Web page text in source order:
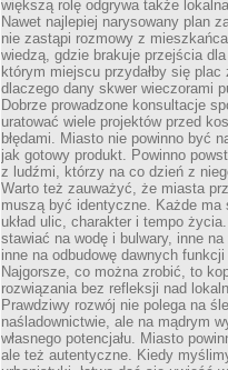
większą rolę odgrywa także
Nawet najlepiej narysowany plan
nie zastąpi rozmowy z
wiedzą, gdzie brakuje przejścia
którym miejscu przydałby się plac
dlaczego dany skwer wieczorami
Dobrze prowadzone konsultacje
uratować wiele projektów przed
błędami. Miasto nie powinno być
jak gotowy produkt. Powinno
z ludźmi, którzy na co dzień z
Warto też zauważyć, że miasta
muszą być identyczne. Każde ma
układ ulic, charakter i tempo
stawiać na wodę i bulwary, inne
inne na odbudowę dawnych
Najgorsze, co można zrobić, to
rozwiązania bez refleksji nad
Prawdziwy rozwój nie polega na
naśladownictwie, ale na mądrym
własnego potencjału. Miasto
ale też autentyczne. Kiedy